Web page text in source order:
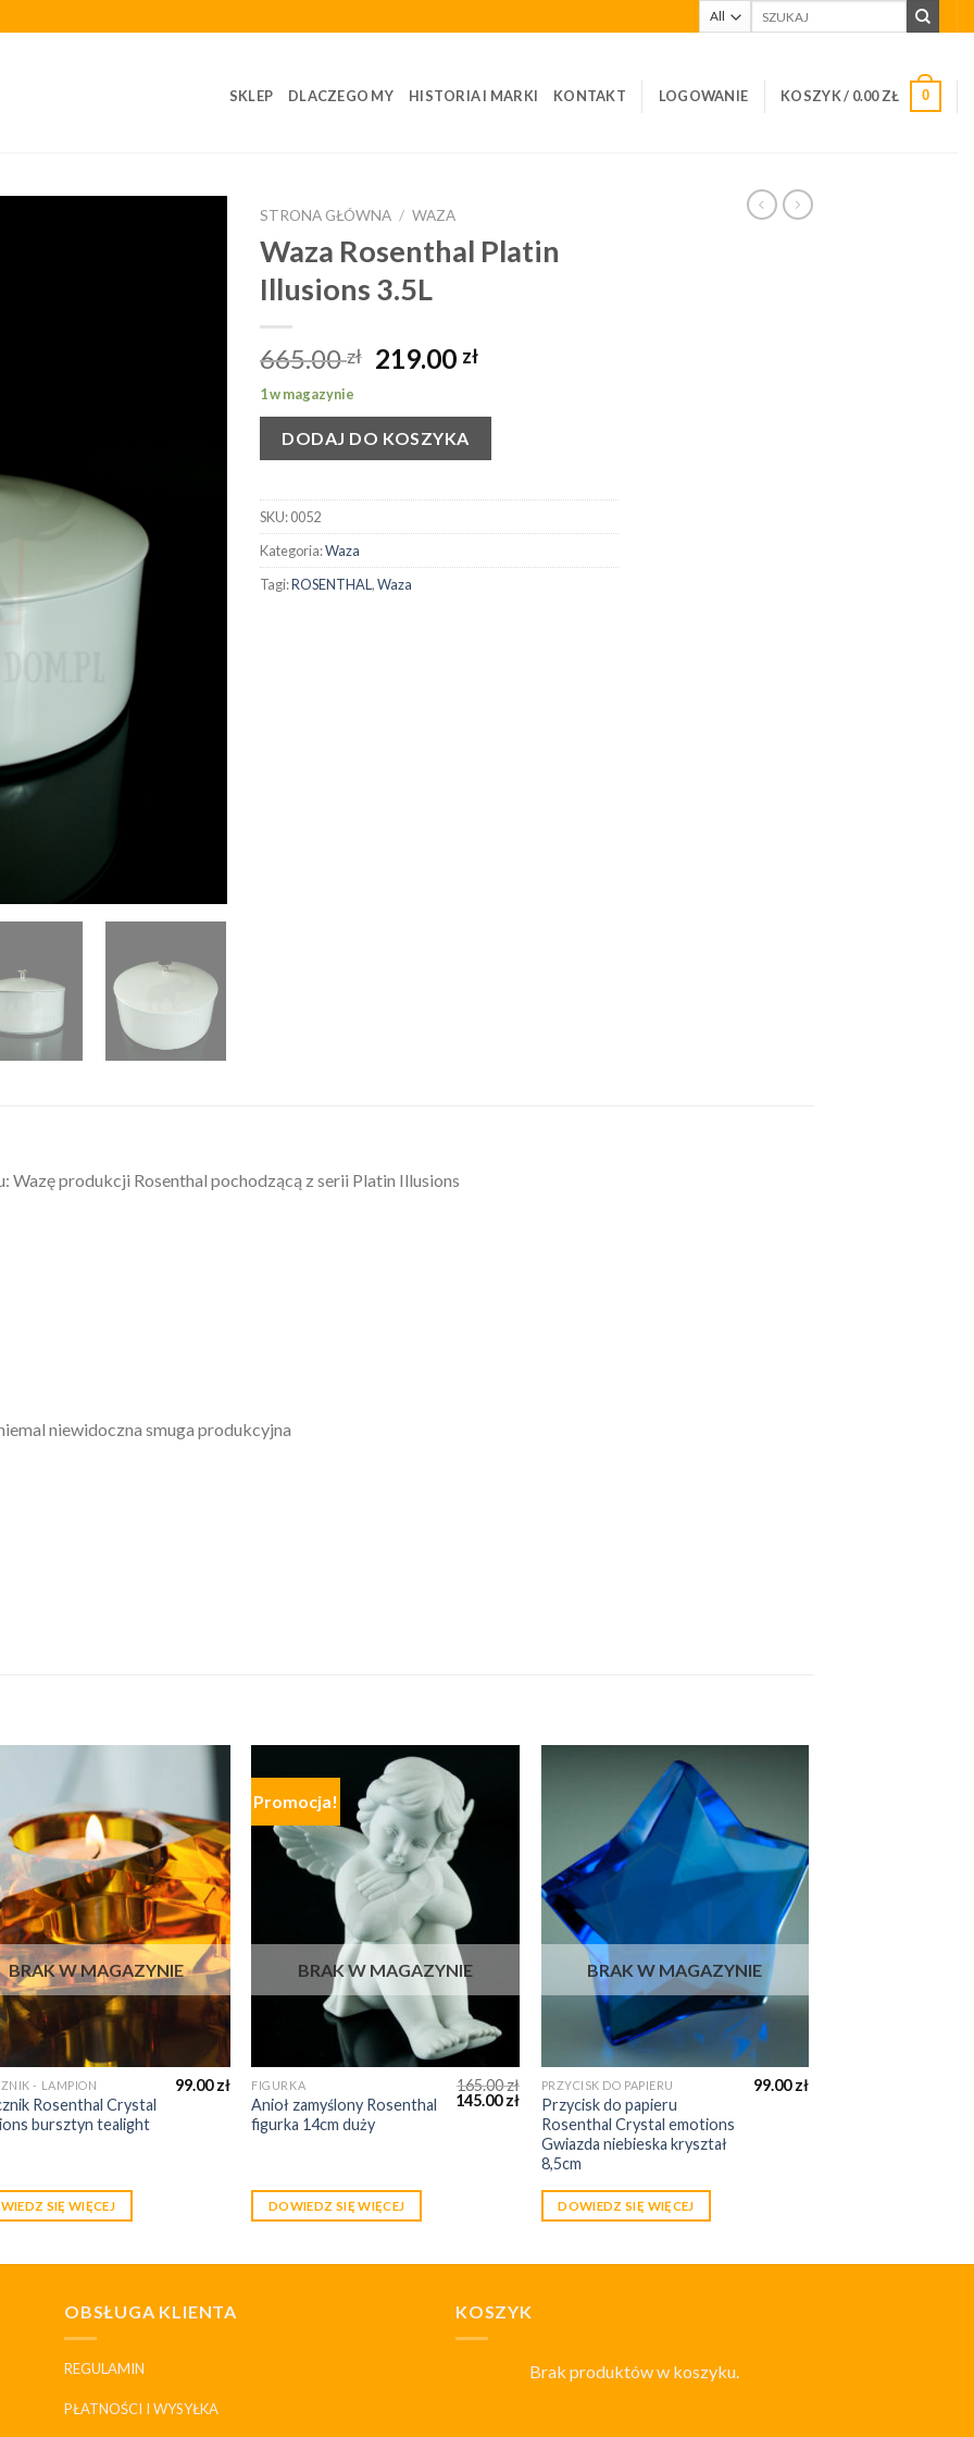
SKLEP DLACZEGO MY HISTORIA I MARKI KONTAKT LOGOWANIE KOSZYK / 0.00ZŁ 0
STRONA GŁÓWNA / WAZA
Waza Rosenthal Platin
Illusions 3.5L
665.00zł 219.00 zł
1 w magazynie
DODAJ DO KOSZYKA
SKU:0052
Kategoria:Waza
Tagi:ROSENTHAL,Waza
Wazę produkcji Rosenthal pochodzącą z serii Platin Illusions
niewidoczna smuga produkcyjna
BRAK W MAGAZYNIE
- LAMPION
Rosenthal Crystal
bursztyn tealight
99.00zł
SIĘ WIĘCEJ
Promocja!
BRAK W MAGAZYNIE
FIGURKA
Anioł zamyślony Rosenthal
figurka 14cm duży
165.00zł
145.00zł
DOWIEDZ SIĘ WIĘCEJ
BRAK W MAGAZYNIE
PRZYCISK DO PAPIERU
Przycisk do papieru
Rosenthal Crystal emotions
Gwiazda niebieska kryształ
8,5cm
99.00zł
DOWIEDZ SIĘ WIĘCEJ
OBSŁUGA KLIENTA
REGULAMIN
PŁATNOŚCI I WYSYŁKA
KOSZYK
Brak produktów w koszyku.